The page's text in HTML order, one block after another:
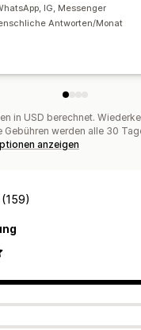
IG, Messenger
Antworten/Monat
in USD berechnet.
werden alle 30
anzeigen
(159)